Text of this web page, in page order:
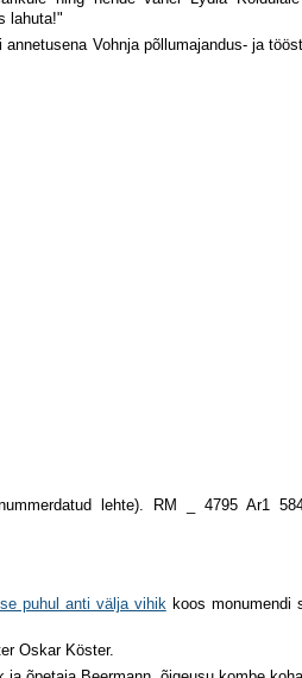
lahuta!"
Vohnja põllumajandus- ja
lehte). RM _ 4795 Ar1
puhul anti välja vihikkoos monumendi
Oskar Köster.